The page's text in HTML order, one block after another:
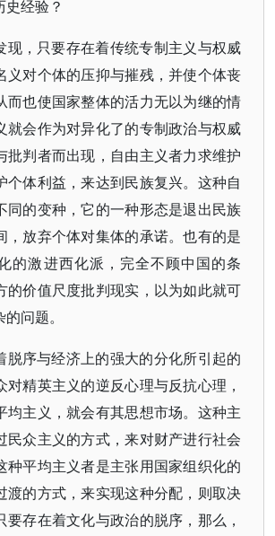
经验？
现，只要存在着传统专制主义与权威
义对个体的压抑与摧残，并使个体丧
而也使国家整体的活力无以为继的情
就会作为对异化了的专制政治与权威
批判者而出现，自由主义者力求维护
个体利益，来达到民族复兴。这种自
同的变种，它的一种形态是退出民族
，放弃个体对集体的承诺。也有的是
的激进西化派，完全不顾中国的条
的价值尺度批判现实，以为如此就可
问题。
脱序与经济上的强大的分化所引起的
对精英主义的逆反心理与反抗心理，
均主义，就会有其思想市场。这种主
民众主义的方式，来对财产进行社会
种平均主义者是主张用国家组织化的
渡的方式，来实现这种分配，则取决
要存在着文化与政治的脱序，那么，